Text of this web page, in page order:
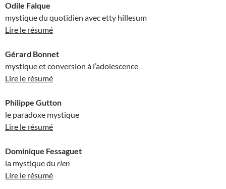
Odile Falque
mystique du quotidien avec etty hillesum
Lire le résumé
Gérard Bonnet
mystique et conversion à l’adolescence
Lire le résumé
Philippe Gutton
le paradoxe mystique
Lire le résumé
Dominique Fessaguet
la mystique du rien
Lire le résumé